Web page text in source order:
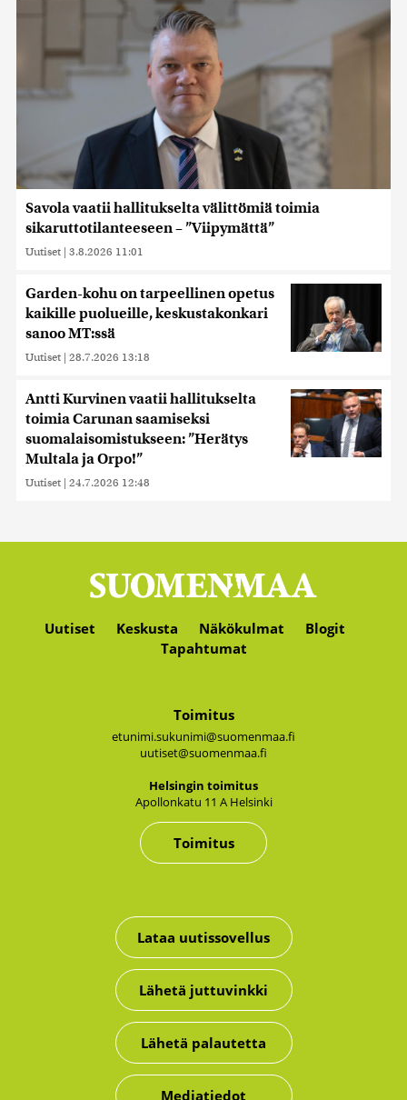
Savola vaatii hallitukselta välittömiä toimia
sikaruttotilanteeseen – ”Viipymättä”
Uutiset | 3.8.2026 11:01
Garden-kohu on tarpeellinen opetus
kaikille puolueille, keskustakonkari
sanoo MT:ssä
Uutiset | 28.7.2026 13:18
Antti Kurvinen vaatii hallitukselta
toimia Carunan saamiseksi
suomalaisomistukseen: ”Herätys
Multala ja Orpo!”
Uutiset | 24.7.2026 12:48
Uutiset Keskusta Näkökulmat
Blogit
Tapahtumat
Toimitus
etunimi.sukunimi@suomenmaa.fi
uutiset@suomenmaa.fi
Hel­sin­gin toi­mi­tus
Apol­lon­ka­tu 11 A Hel­sin­ki
Toimitus
Lataa uutissovellus
Lähetä juttuvinkki
Lähetä palautetta
Mediatiedot